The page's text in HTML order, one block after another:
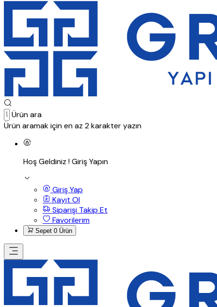
Ürün ara
Ürün aramak için en az 2 karakter yazın
Hoş Geldiniz !Giriş Yapın
Giriş Yap
Kayıt Ol
Siparişi Takip Et
Favorilerim
Sepet 0 Ürün